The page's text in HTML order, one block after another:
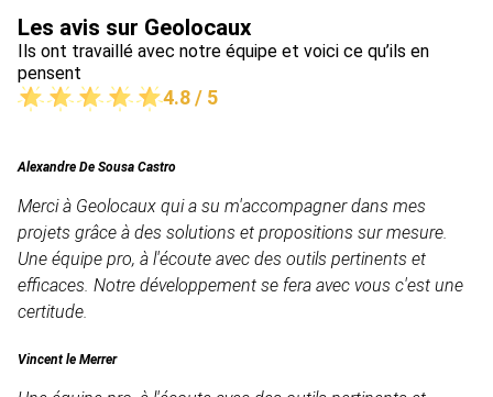
Les avis sur Geolocaux
Ils ont travaillé avec notre équipe et voici ce qu’ils en
pensent
4.8 / 5
Alexandre De Sousa Castro
Merci à Geolocaux qui a su m'accompagner dans mes
projets grâce à des solutions et propositions sur mesure.
Une équipe pro, à l'écoute avec des outils pertinents et
efficaces. Notre développement se fera avec vous c'est une
certitude.
Vincent le Merrer